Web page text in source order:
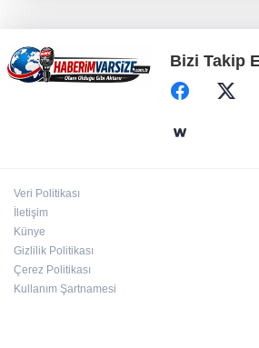
Cumhurbaşkanı
yolcusu
MGK'dan 8 maddelik
Bizi Takip
Veri Politikası
İletişim
Künye
Gizlilik Politikası
Çerez Politikası
Kullanım Şartnamesi